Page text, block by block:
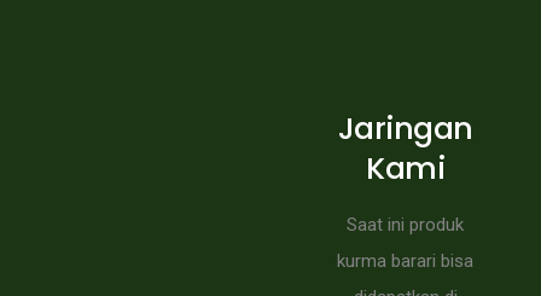
Jaringan
Kami
Saat ini produk
kurma barari bisa